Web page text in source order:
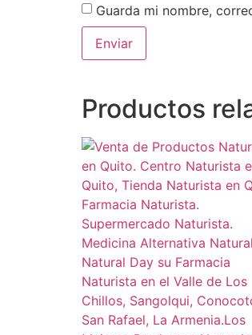
Guarda mi nombre,
Productos